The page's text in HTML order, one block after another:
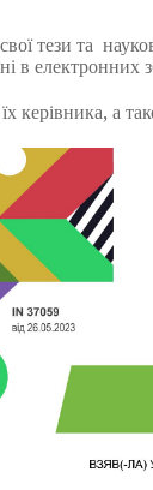
тези та
в електронних
керівника, а